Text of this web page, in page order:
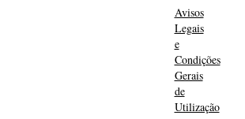
Avisos
Legais
e
Condições
Gerais
de
Utilização